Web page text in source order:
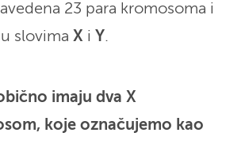
23 para kromosoma i
slovima X i Y.
imaju dva X
koje označujemo kao